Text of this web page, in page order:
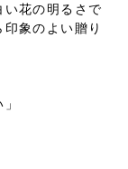
花の明るさで
象のよい贈り